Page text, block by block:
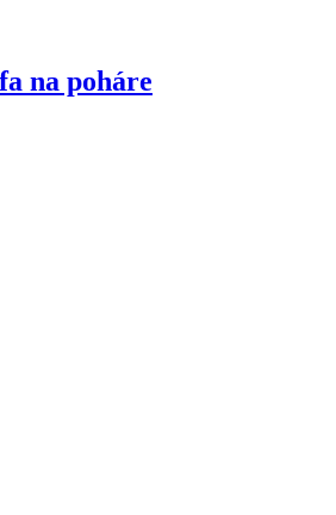
na poháre